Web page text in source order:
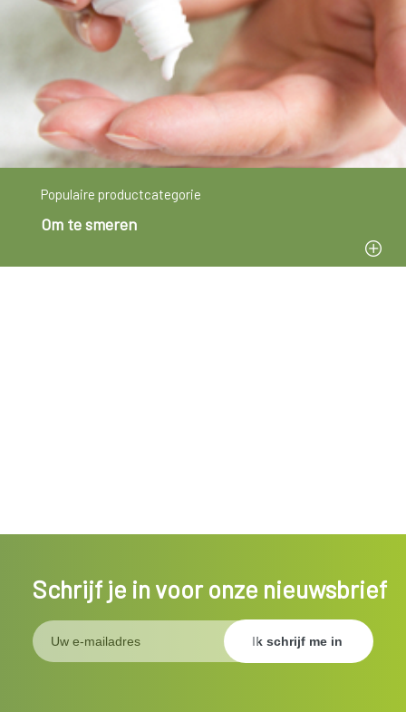
Populaire productcategorie
Om te smeren
Schrijf je in voor onze nieuwsbrief